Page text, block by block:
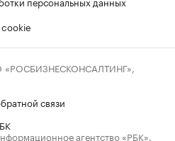
связи
агентство «РБК».